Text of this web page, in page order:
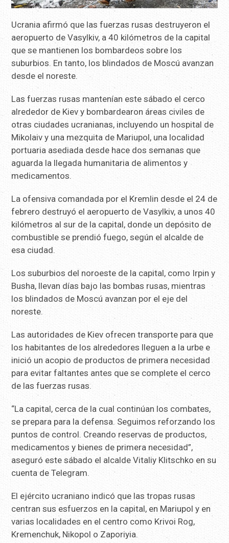
Ucrania afirmó que las fuerzas rusas destruyeron el
aeropuerto de Vasylkiv, a 40 kilómetros de la capital
que se mantienen los bombardeos sobre los
suburbios. En tanto, los blindados de Moscú avanzan
desde el noreste.
Las fuerzas rusas mantenían este sábado el cerco
alrededor de Kiev y bombardearon áreas civiles de
otras ciudades ucranianas, incluyendo un hospital de
Mikolaiv y una mezquita de Mariupol, una localidad
portuaria asediada desde hace dos semanas que
aguarda la llegada humanitaria de alimentos y
medicamentos.
La ofensiva comandada por el Kremlin desde el 24 de
febrero destruyó el aeropuerto de Vasylkiv, a unos 40
kilómetros al sur de la capital, donde un depósito de
combustible se prendió fuego, según el alcalde de
esa ciudad.
Los suburbios del noroeste de la capital, como Irpin y
Busha, llevan días bajo las bombas rusas, mientras
los blindados de Moscú avanzan por el eje del
noreste.
Las autoridades de Kiev ofrecen transporte para que
los habitantes de los alrededores lleguen a la urbe e
inició un acopio de productos de primera necesidad
para evitar faltantes antes que se complete el cerco
de las fuerzas rusas.
“La capital, cerca de la cual continúan los combates,
se prepara para la defensa. Seguimos reforzando los
puntos de control. Creando reservas de productos,
medicamentos y bienes de primera necesidad”,
aseguró este sábado el alcalde Vitaliy Klitschko en su
cuenta de Telegram.
El ejército ucraniano indicó que las tropas rusas
centran sus esfuerzos en la capital, en Mariupol y en
varias localidades en el centro como Krivoi Rog,
Kremenchuk, Nikopol o Zaporiyia.